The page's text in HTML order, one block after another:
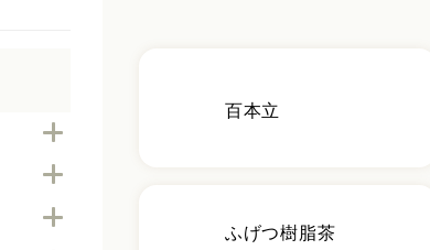
百本立
ふげつ樹脂茶